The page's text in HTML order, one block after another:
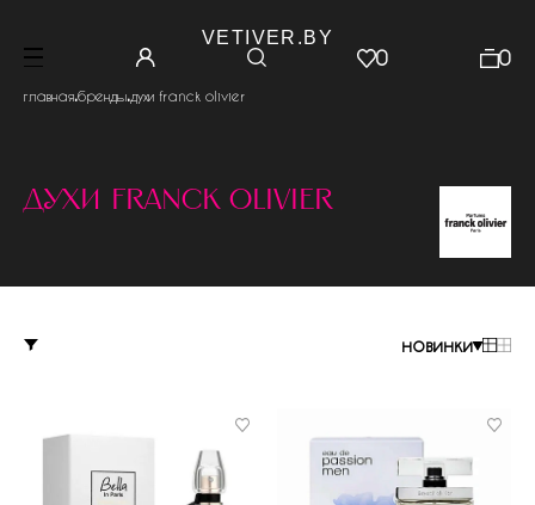
VETIVER.BY
0 0
главная.бренды.духи franck olivier
духи franck olivier
новинки